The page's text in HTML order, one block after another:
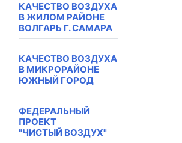
КАЧЕСТВО ВОЗДУХА
В ЖИЛОМ РАЙОНЕ
ВОЛГАРЬ Г. САМАРА
КАЧЕСТВО ВОЗДУХА
В МИКРОРАЙОНЕ
ЮЖНЫЙ ГОРОД
ФЕДЕРАЛЬНЫЙ
ПРОЕКТ
"ЧИСТЫЙ ВОЗДУХ"